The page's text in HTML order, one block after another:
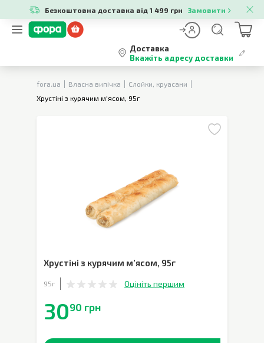
Безкоштовна доставка від 1 499 грн Замовити
Доставка
Вкажіть адресу доставки
fora.ua Власна випічка
Слойки, круасани
Хрустіні з курячим м'ясом, 95г
Хрустіні з курячим м'ясом, 95г
95г Оцініть першим
3090 грн